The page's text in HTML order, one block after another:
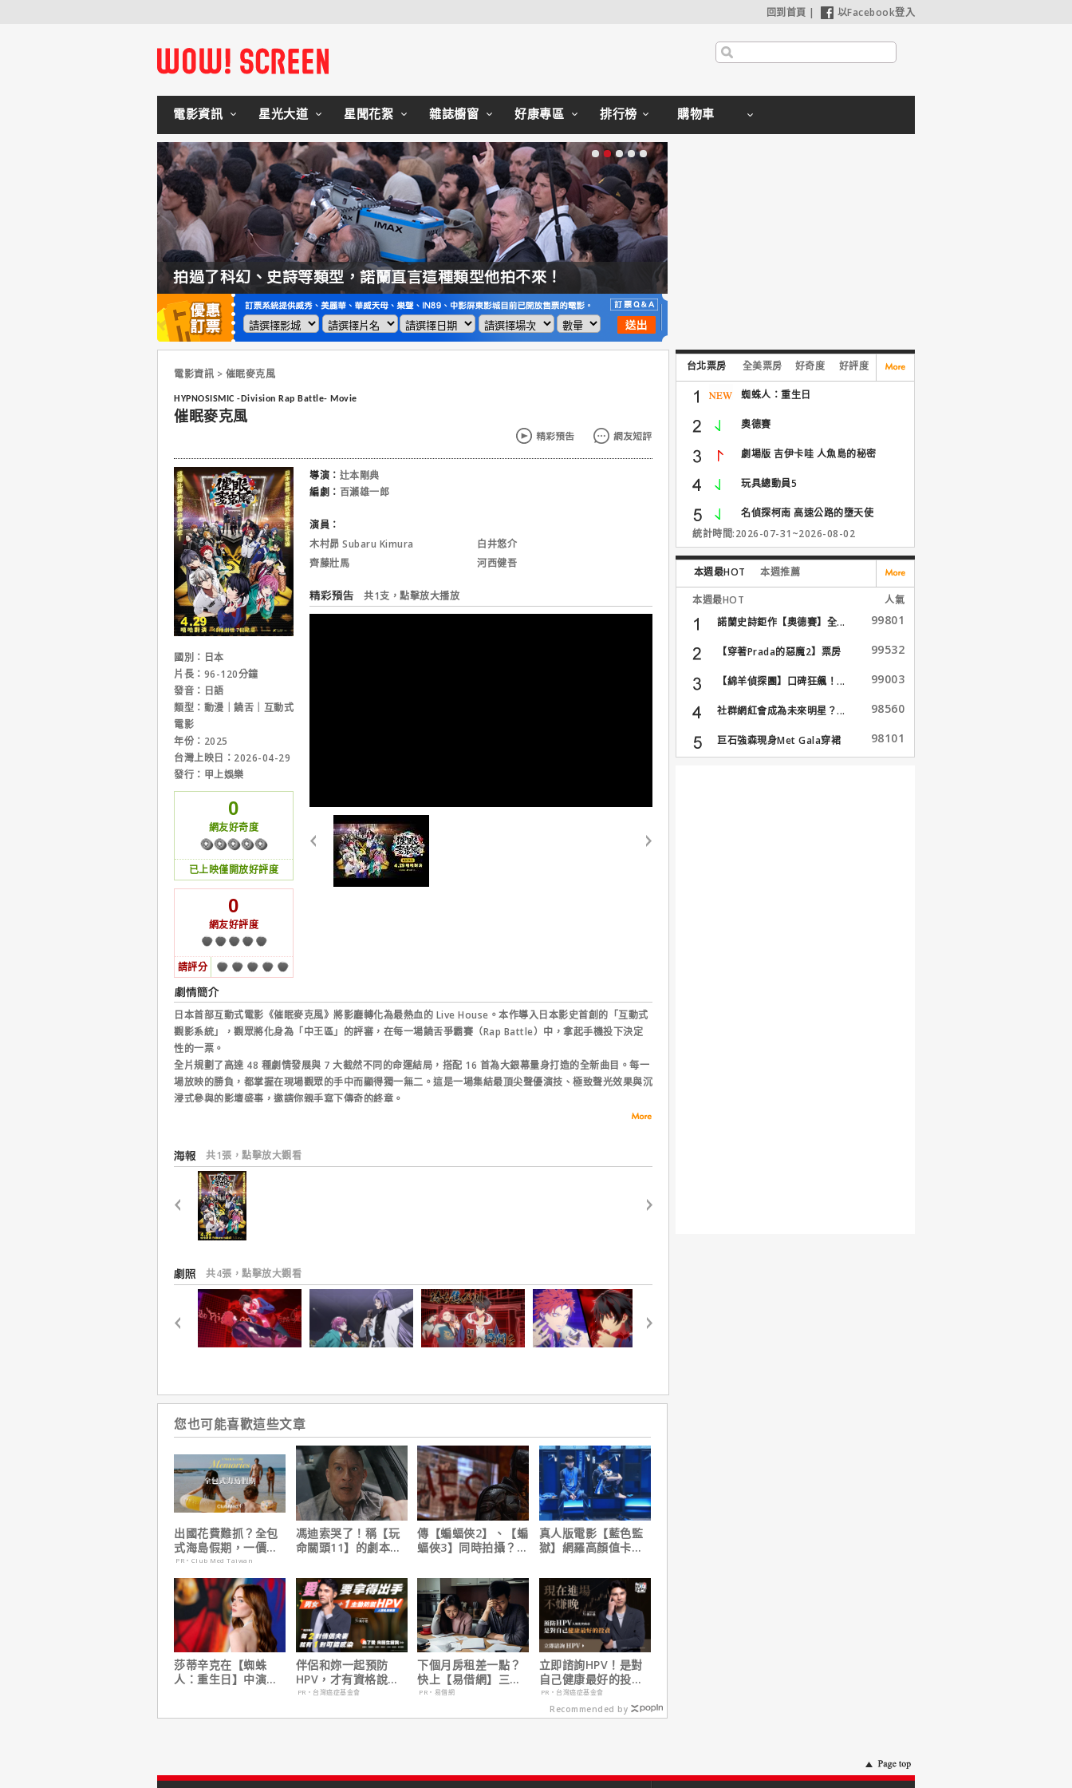
回到首頁 | 以Facebook登入
電影資訊 星光大道 星聞花絮 雜誌櫥窗 好康專區 排行榜 購物車
拍過了科幻、史詩等類型，諾蘭直言這種類型他拍不來！
電影資訊 > 催眠麥克風
HYPNOSISMIC -Division Rap Battle- Movie
催眠麥克風
國別：日本
片長：96-120分鐘
發音：日語
類型：動漫｜饒舌｜互動式
電影
年份：2025
台灣上映日：2026-04-29
發行：甲上娛樂
0
網友好奇度
已上映僅開放好評度
0
網友好評度
請評分
導演： 辻本剛典
編劇： 百瀨雄一郎
演員：
木村昴 Subaru Kimura
白井悠介
齊藤壯馬
河西健吾
共1支，點擊放大播放
日本首部互動式電影《催眠麥克風》將影廳轉化為最熱血的 Live House。本作導入日本影史首創的「互動式
觀影系統」，觀眾將化身為「中王區」的評審，在每一場饒舌爭霸賽（Rap Battle）中，拿起手機投下決定
性的一票。
全片規劃了高達 48 種劇情發展與 7 大截然不同的命運結局，搭配 16 首為大銀幕量身打造的全新曲目。每一
場放映的勝負，都掌握在現場觀眾的手中而顯得獨一無二。這是一場集結最頂尖聲優演技、極致聲光效果與沉
浸式參與的影壇盛事，邀請你親手寫下傳奇的終章。
在武力戰爭被徹底根除的「H時代」，取而代之的是能直接干擾人心、引發神經震盪的「催眠麥克風」。在這
對手炸翻！由女性領袖率領的「言之葉黨」統治著中王區，並主辦了全國最大規模「嘻哈對決」，來自日本各
地的六大MC團體：池袋「Buster Bros!!!」、橫濱「MAD TRIGGER CREW」、澀谷「Fling Posse」、新宿
「Matenro」、大阪「DOTSUITARE-HOMPO」、名古屋「Bad Ass Temple」早已蓄勢待發，展開史上最
強領地爭奪戰。決定國家未來走向的最終對決即將引爆，誰能站上巔峰？這一切，由你說了算！
共1張，點擊放大觀看
共4張，點擊放大觀看
您也可能喜歡這些文章
出國花費難抓？全包
式海島假期，一價搞
定食宿玩樂，省錢更
省心！
PR・Club Med Taiwan
馮迪索哭了！稱【玩
命關頭11】的劇本是
傳【蝙蝠俠2】、【蝙
蝠俠3】同時拍攝？詹
真人版電影【藍色監
獄】網羅高顏值卡司
莎蒂辛克在【蜘蛛
人：重生日】中演的
伴侶和妳一起預防
HPV，才有資格說愛
妳！
PR・台灣癌症基金會
下個月房租差一點？
快上【易借網】三分
鐘解決燃眉之急
PR・易借網
立即諮詢HPV！是對
自己健康最好的投
資，把握現在不嫌
晚！
PR・台灣癌症基金會
Recommended by
台北票房 全美票房 好奇度 好評度
蜘蛛人：重生日
奧德賽
劇場版 吉伊卡哇 人魚島的秘密
玩具總動員5
名偵探柯南 高速公路的墮天使
統計時間:2026-07-31~2026-08-02
本週最HOT 本週推薦
本週最HOT
人氣
諾蘭史詩鉅作【奧德賽】全...
99801
【穿著Prada的惡魔2】票房
99532
【綿羊偵探團】口碑狂飆！... 99003
社群網紅會成為未來明星？... 98560
巨石強森現身Met Gala穿裙
子...
98101